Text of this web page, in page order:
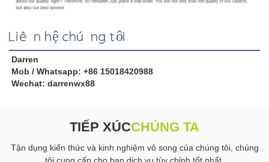
Liên hệ chúng tôi
Darren
Mob / Whatsapp: +86 15018420988
Wechat: darrenwx88
TIẾP XÚCCHÚNG TA
Tận dụng kiến ​​thức và kinh nghiệm vô song của chúng tôi, chúng